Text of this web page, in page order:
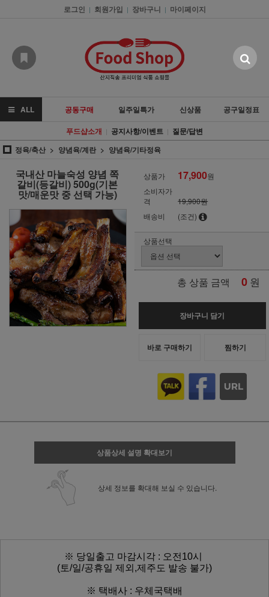
로그인 | 회원가입 | 장바구니 | 마이페이지
ALL 공동구매 일주일특가 신상품
공구일정표
푸드샵소개 | 공지사항/이벤트 | 질문/답변
정육/축산
양념육/계란 양념육/기타정육
국내산 마늘숙성 양념 쪽
갈비(등갈비) 500g(기본
맛/매운맛 중 선택 가능)
상품가 17,900원
소비자가
격
19,900원
배송비
(조건)
상품선택
총 상품 금액 0 원
장바구니 담기
바로 구매하기 찜하기
상품상세 설명 확대보기
상세 정보를 확대해 보실 수 있습니다.
※ 당일출고 마감시각 : 오전10시
(토/일/공휴일 제외,제주도 발송 불가)
※ 택배사 : 우체국택배